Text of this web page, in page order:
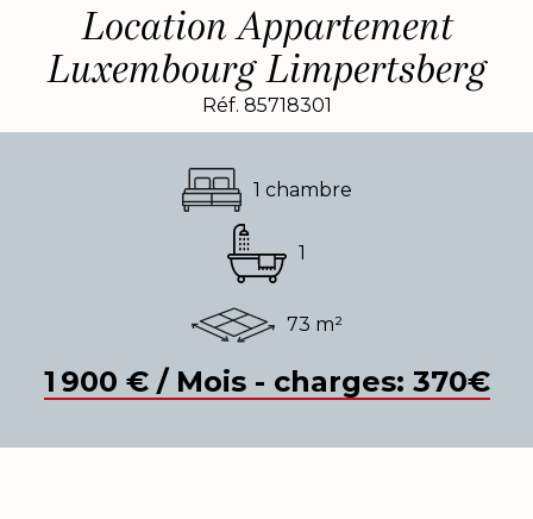
Location Appartement
Luxembourg Limpertsberg
Réf. 85718301
1 chambre
1
73 m²
1 900 € / Mois - charges: 370€